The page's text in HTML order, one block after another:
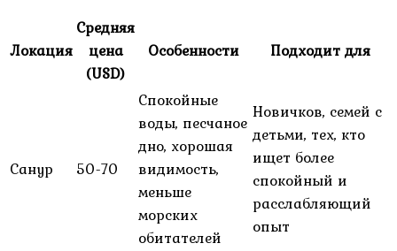
Локация
Средняя
цена
(USD)
Особенности Подходит для
Санур 50-70
Спокойные
воды, песчаное
дно, хорошая
видимость,
меньше
морских
обитателей
Новичков, семей с
детьми, тех, кто
ищет более
спокойный и
расслабляющий
опыт